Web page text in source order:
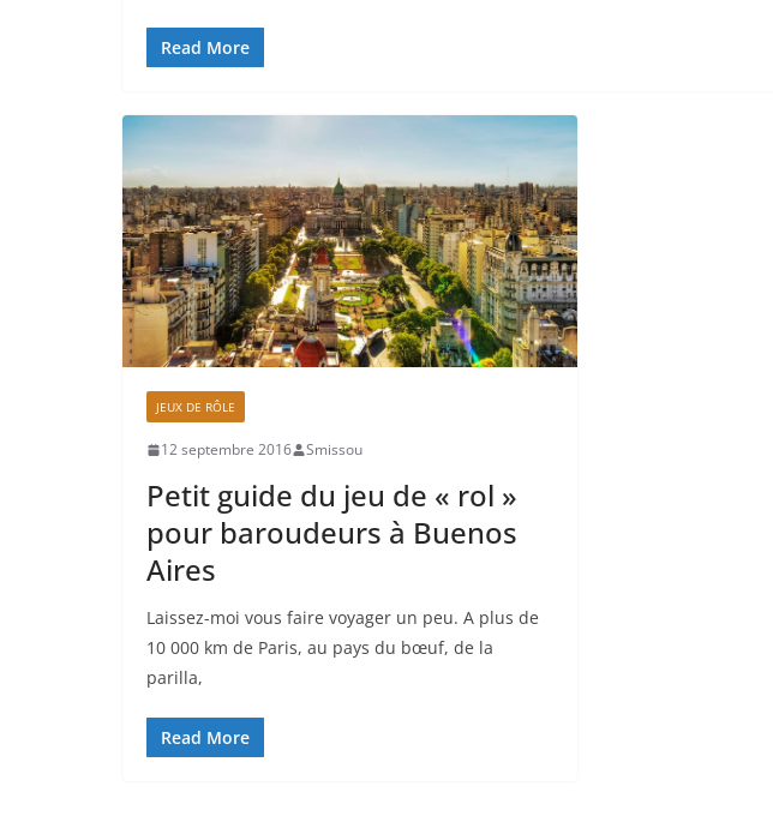
Read More
JEUX DE RÔLE
12 septembre 2016 Smissou
Petit guide du jeu de « rol »
pour baroudeurs à Buenos
Aires
Laissez-moi vous faire voyager un peu. A plus de
10 000 km de Paris, au pays du bœuf, de la
parilla,
Read More